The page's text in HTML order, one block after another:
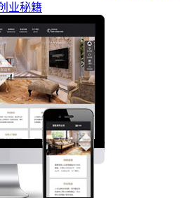
业秘籍